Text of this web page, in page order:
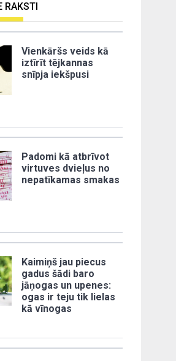
RAKSTI
Vienkāršs veids kā
iztīrīt tējkannas
snīpja iekšpusi
Padomi kā atbrīvot
virtuves dvieļus no
nepatīkamas smakas
Kaimiņš jau piecus
gadus šādi baro
jāņogas un upenes:
ogas ir teju tik lielas
kā vīnogas